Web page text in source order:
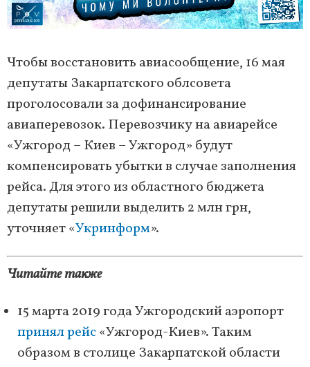
Чтобы восстановить авиасообщение, 16 мая
депутаты Закарпатского облсовета
проголосовали за дофинансирование
авиаперевозок. Перевозчику на авиарейсе
«Ужгород – Киев – Ужгород» будут
компенсировать убытки в случае заполнения
рейса. Для этого из областного бюджета
депутаты решили выделить 2 млн грн,
уточняет «Укринформ».
Читайте также
15 марта 2019 года Ужгородский аэропорт
принял рейс«Ужгород-Киев». Таким
образом в столице Закарпатской области